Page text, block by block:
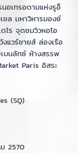
อเทรอดามแห่งรูอ็
ล มหาวิหารมองซ์
โร จุดชมวิวหอไอ
แวร์ซายส์ ล่องเรือ
นลักซ์ ห้างสรรพ
Paris อิสระ
(SQ)
2570